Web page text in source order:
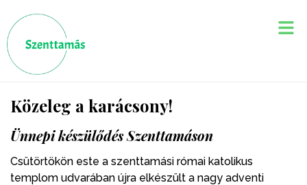
Közeleg a karácsony!
Ünnepi készülődés Szenttamáson
Csütörtökön este a szenttamási római katolikus
templom udvarában újra elkészült a nagy adventi